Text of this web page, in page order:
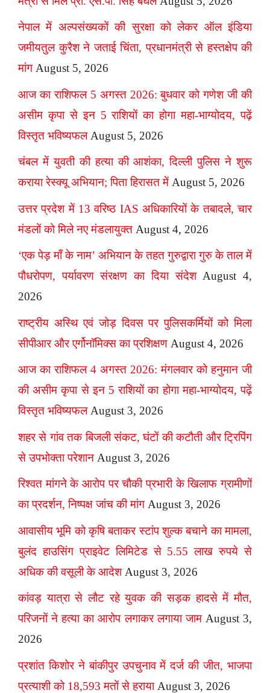
नेपाल में अल्पसंख्यकों की सुरक्षा को लेकर ऑल इंडिया
जमीयतुल कुरैश ने जताई चिंता, प्रधानमंत्री से हस्तक्षेप की
मांग August 5, 2026
आज का राशिफल 5 अगस्त 2026: बुधवार को गणेश जी की
असीम कृपा से इन 5 राशियों का होगा महा-भाग्योदय, पढ़ें
विस्तृत भविष्यफल August 5, 2026
चंबल में युवती की हत्या की आशंका, दिल्ली पुलिस ने शुरू
कराया रेस्क्यू अभियान; पिता हिरासत में August 5, 2026
उत्तर प्रदेश में 13 वरिष्ठ IAS अधिकारियों के तबादले, चार
मंडलों को मिले नए मंडलायुक्त August 4, 2026
‘एक पेड़ माँ के नाम’ अभियान के तहत गुरुद्वारा गुरु के ताल में
पौधरोपण, पर्यावरण संरक्षण का दिया संदेश August 4,
2026
राष्ट्रीय अस्थि एवं जोड़ दिवस पर पुलिसकर्मियों को मिला
सीपीआर और एर्गोनॉमिक्स का प्रशिक्षण August 4, 2026
आज का राशिफल 4 अगस्त 2026: मंगलवार को हनुमान जी
की असीम कृपा से इन 5 राशियों का होगा महा-भाग्योदय, पढ़ें
विस्तृत भविष्यफल August 3, 2026
शहर से गांव तक बिजली संकट, घंटों की कटौती और ट्रिपिंग
से उपभोक्ता परेशान August 3, 2026
रिश्वत मांगने के आरोप पर चौकी प्रभारी के खिलाफ ग्रामीणों
का प्रदर्शन, निष्पक्ष जांच की मांग August 3, 2026
आवासीय भूमि को कृषि बताकर स्टांप शुल्क बचाने का मामला,
बुलंद हाउसिंग प्राइवेट लिमिटेड से 5.55 लाख रुपये से
अधिक की वसूली के आदेश August 3, 2026
कांवड़ यात्रा से लौट रहे युवक की सड़क हादसे में मौत,
परिजनों ने हत्या का आरोप लगाकर लगाया जाम August 3,
2026
प्रशांत किशोर ने बांकीपुर उपचुनाव में दर्ज की जीत, भाजपा
प्रत्याशी को 18,593 मतों से हराया August 3, 2026